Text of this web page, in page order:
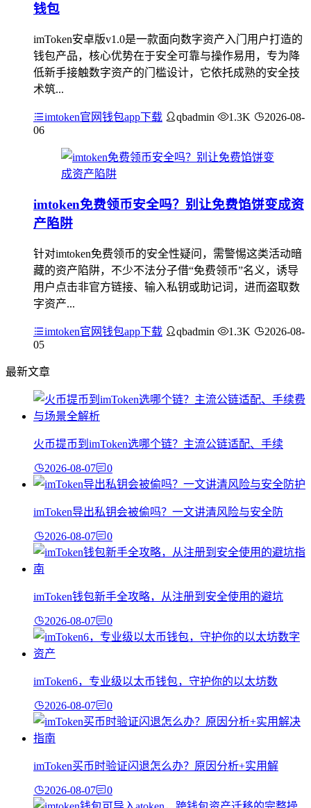
钱包
imToken安卓版v1.0是一款面向数字资产入门用户打造的
钱包产品，核心优势在于安全可靠与操作易用，专为降
低新手接触数字资产的门槛设计，它依托成熟的安全技
术筑...
imtoken官网钱包app下载 qbadmin 1.3K
2026-08-
06
imtoken免费领币安全吗？别让免费馅饼变成资
产陷阱
针对imtoken免费领币的安全性疑问，需警惕这类活动暗
藏的资产陷阱，不少不法分子借“免费领币”名义，诱导
用户点击非官方链接、输入私钥或助记词，进而盗取数
字资产...
imtoken官网钱包app下载 qbadmin 1.3K
2026-08-
05
最新文章
火币提币到imToken选哪个链？主流公链适配、手续
2026-08-07 0
imToken导出私钥会被偷吗？一文讲清风险与安全防
2026-08-07 0
imToken钱包新手全攻略，从注册到安全使用的避坑
2026-08-07 0
imToken6，专业级以太币钱包，守护你的以太坊数
2026-08-07 0
imToken买币时验证闪退怎么办？原因分析+实用解
2026-08-07 0